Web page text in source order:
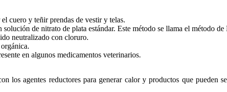
cuero y teñir prendas de vestir y telas.
de nitrato de plata estándar. Este método se llama el método
neutralizado con cloruro.
en algunos medicamentos veterinarios.
los agentes reductores para generar calor y productos que pueden